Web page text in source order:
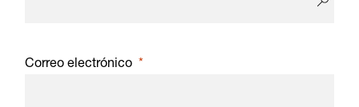
Correo electrónico